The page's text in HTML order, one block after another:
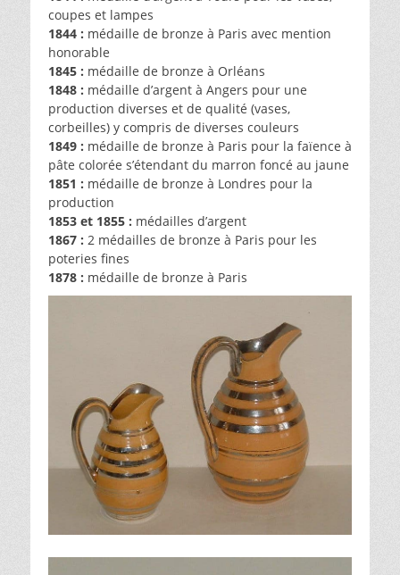
coupes et lampes
1844 : médaille de bronze à Paris avec mention
honorable
1845 : médaille de bronze à Orléans
1848 : médaille d’argent à Angers pour une
production diverses et de qualité (vases,
corbeilles) y compris de diverses couleurs
1849 : médaille de bronze à Paris pour la faïence à
pâte colorée s’étendant du marron foncé au jaune
1851 : médaille de bronze à Londres pour la
production
1853 et 1855 : médailles d’argent
1867 : 2 médailles de bronze à Paris pour les
poteries fines
1878 : médaille de bronze à Paris